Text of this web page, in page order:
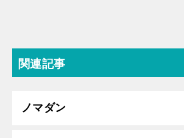
関連記事
ノマダン